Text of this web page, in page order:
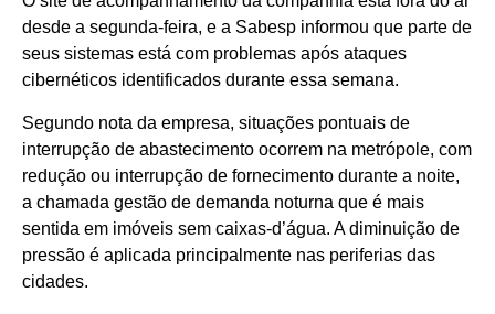
desde a segunda-feira, e a Sabesp informou que parte de
seus sistemas está com problemas após ataques
cibernéticos identificados durante essa semana.
Segundo nota da empresa, situações pontuais de
interrupção de abastecimento ocorrem na metrópole, com
redução ou interrupção de fornecimento durante a noite,
a chamada gestão de demanda noturna que é mais
sentida em imóveis sem caixas-d’água. A diminuição de
pressão é aplicada principalmente nas periferias das
cidades.